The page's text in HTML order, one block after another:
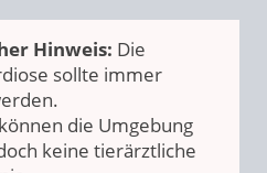
Hinweis: Die
sollte immer
die Umgebung
keine tierärztliche